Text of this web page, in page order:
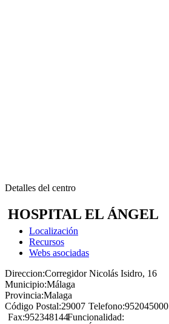
Detalles del centro
HOSPITAL EL ÁNGEL
Localización
Recursos
Webs asociadas
Direccion:Corregidor Nicolás Isidro, 16
Municipio:Málaga
Provincia:Malaga
Código Postal:29007 Telefono:952045000
Fax:952348144Funcionalidad: